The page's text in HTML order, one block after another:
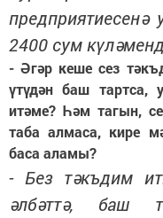
2400 сум
- Әгәр кеше сез
үтүдән баш тартса,
итәме? Һәм тагын,
таба алмаса, кире
баса аламы?
- Без тәкъдим
әлбәттә, баш